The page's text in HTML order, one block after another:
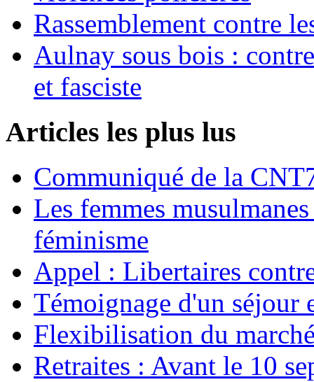
Rassemblement contre
Aulnay sous bois :
et fasciste
Articles les plus lus
Communiqué de la
Les femmes
féminisme
Appel : Libertaires
Témoignage d'un séjour
Flexibilisation du
Retraites : Avant le 10